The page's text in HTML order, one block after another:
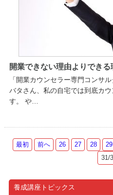
開業できない理由よりできる
「開業カウンセラー専門コンサ
バタさん、私の自宅では到底カ
す。 や…
最初 前へ 26 27 28 29
31/
養成講座トピックス